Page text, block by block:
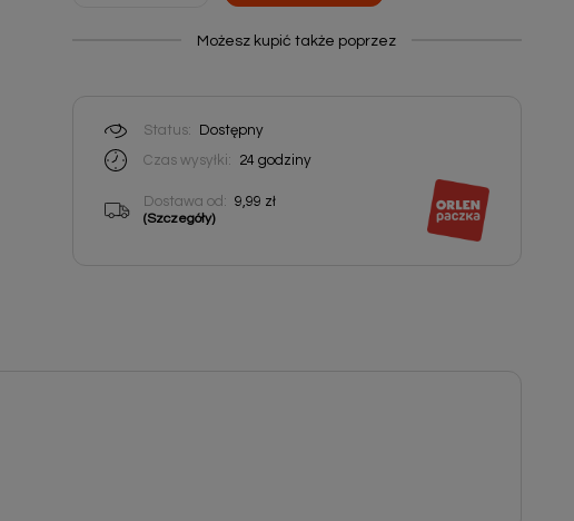
Możesz kupić także poprzez
Status:
Dostępny
Czas wysyłki:
24 godziny
Dostawa od: 9,99 zł
(Szczegóły)